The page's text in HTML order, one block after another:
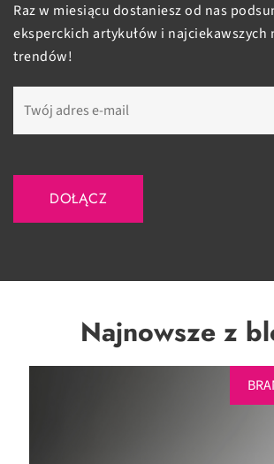
Raz w miesiącu dostaniesz od nas
eksperckich artykułów i najciekawszych
trendów!
Najnowsze z